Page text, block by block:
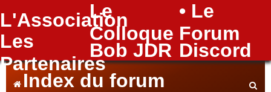
L'Association
Le
Colloque
• Le
Forum
Les
Partenaires
Bob JDR Discord
FAQ
Index du forum